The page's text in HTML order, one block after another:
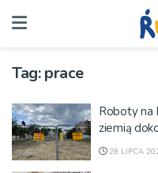
Tag:prace
Roboty na
ziemią
28 LIPCA